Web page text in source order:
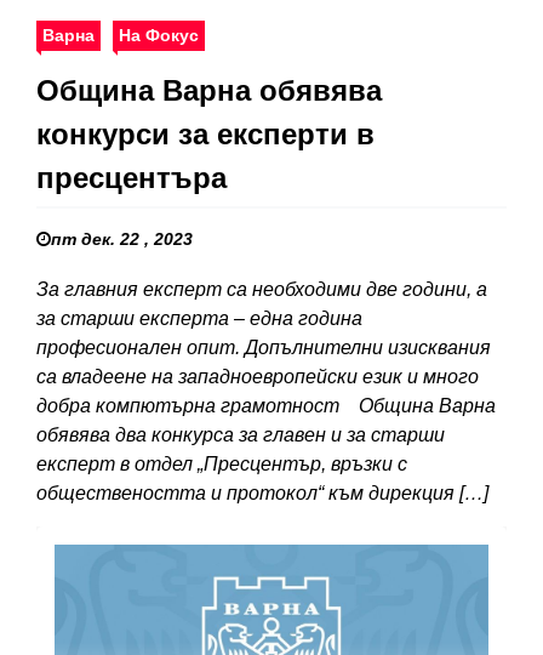
Варна На Фокус
Община Варна обявява
конкурси за експерти в
пресцентъра
пт дек. 22 , 2023
За главния експерт са необходими две години, а
за старши експерта – една година
професионален опит. Допълнителни изисквания
са владеене на западноевропейски език и много
добра компютърна грамотност Община Варна
обявява два конкурса за главен и за старши
експерт в отдел „Пресцентър, връзки с
обществеността и протокол“ към дирекция […]